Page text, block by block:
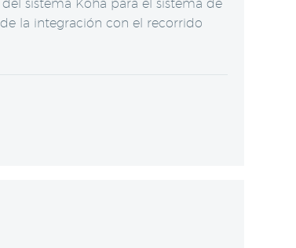
sistema Koha para el sistema de
la integración con el recorrido